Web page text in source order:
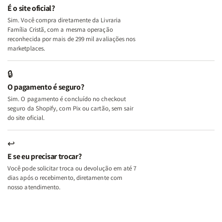
e
Deus
+
A
Mulher
Lar
+
A
Lar
É o site oficial?
Sim. Você compra diretamente da Livraria
Família Cristã, com a mesma operação
reconhecida por mais de 299 mil avaliações nos
marketplaces.
🔒
O pagamento é seguro?
Sim. O pagamento é concluído no checkout
seguro da Shopify, com Pix ou cartão, sem sair
do site oficial.
↩
E se eu precisar trocar?
Você pode solicitar troca ou devolução em até 7
dias após o recebimento, diretamente com
nosso atendimento.